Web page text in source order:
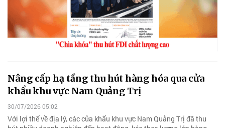
Nâng cấp hạ tầng thu hút hàng hóa qua cửa
khẩu khu vực Nam Quảng Trị
30/07/2026 05:02
Với lợi thế về địa lý, các cửa khẩu khu vực Nam Quảng Trị đã thu